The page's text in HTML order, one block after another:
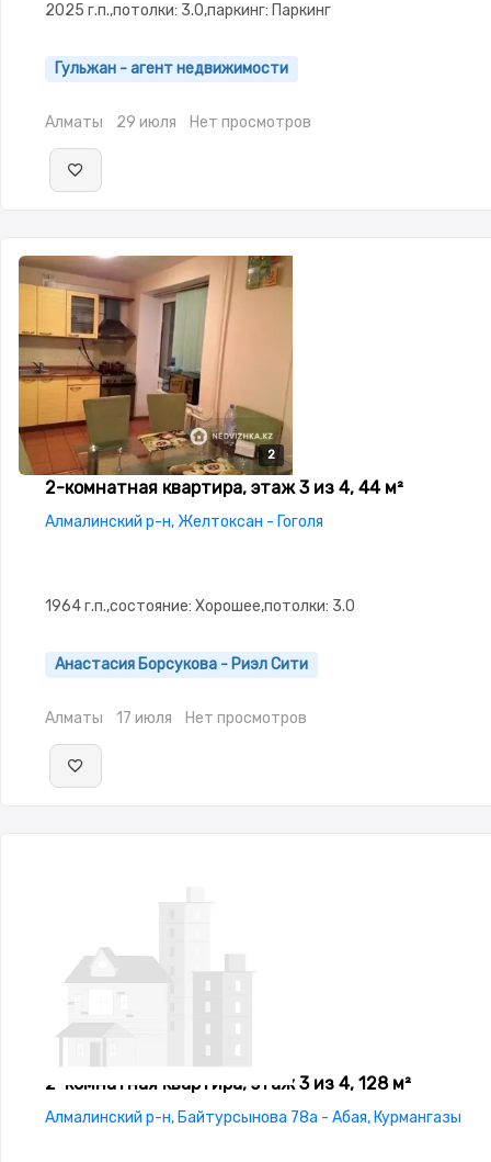
2025 г.п.,потолки: 3.0,паркинг: Паркинг
Гульжан - агент недвижимости
Алматы 29 июля Нет просмотров
2
2
2-комнатная квартира, этаж 3 из 4, 44 м²
Алмалинский р-н, Желтоксан - Гоголя
1964 г.п.,состояние: Хорошее,потолки: 3.0
Анастасия Борсукова - Риэл Сити
Алматы 17 июля Нет просмотров
2-комнатная квартира, этаж 3 из 4, 128 м²
Алмалинский р-н, Байтурсынова 78а - Абая, Курмангазы